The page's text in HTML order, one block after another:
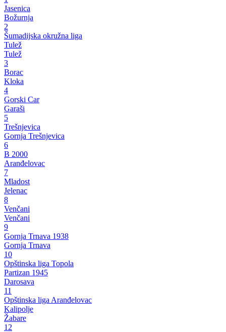
Jasenica
Božurnja
2
Šumadijska okružna liga
Tulež
Tulež
3
Borac
Kloka
4
Gorski Car
Garaši
5
Trešnjevica
Gornja Trešnjevica
6
B 2000
Aranđelovac
7
Mladost
Jelenac
8
Venčani
Venčani
9
Gornja Trnava 1938
Gornja Trnava
10
Opštinska liga Topola
Partizan 1945
Darosava
11
Opštinska liga Aranđelovac
Kalipolje
Žabare
12